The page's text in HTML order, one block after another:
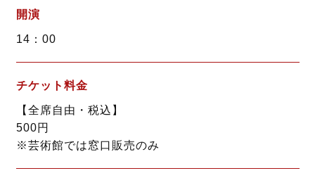
開演
14：00
チケット料金
【全席自由・税込】
500円
※芸術館では窓口販売のみ